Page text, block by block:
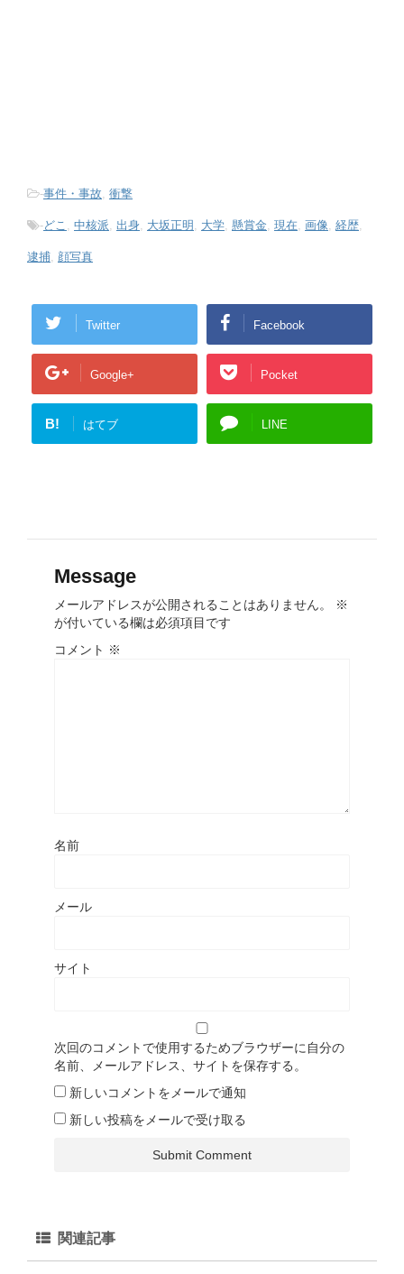
-事件・事故 衝撃
-どこ 中核派 出身 大坂正明 大学 懸賞金 現在 画像 経歴
逮捕 顔写真
Twitter Facebook
Google+ Pocket
B! はてブ LINE
Message
メールアドレスが公開されることはありません。
※
が付いている欄は必須項目です
コメント ※
名前
メール
サイト
次回のコメントで使用するためブラウザーに自分の
名前、メールアドレス、サイトを保存する。
新しいコメントをメールで通知
新しい投稿をメールで受け取る
関連記事